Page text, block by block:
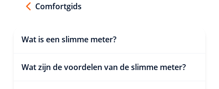
Comfortgids
Wat is een slimme meter?
Wat zijn de voordelen van de slimme meter?